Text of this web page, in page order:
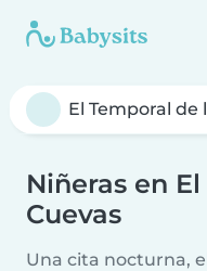
Niñeras en
Cuevas
Una cita nocturna,